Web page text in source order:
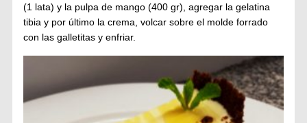
(1 lata) y la pulpa de mango (400 gr), agregar la gelatina
tibia y por último la crema, volcar sobre el molde forrado
con las galletitas y enfriar.